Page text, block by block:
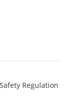
Regulation